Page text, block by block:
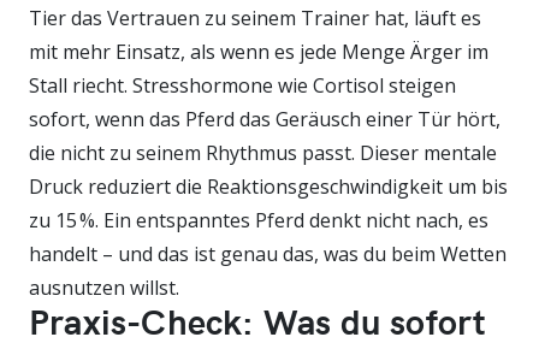
Tier das Vertrauen zu seinem Trainer hat, läuft es
mit mehr Einsatz, als wenn es jede Menge Ärger im
Stall riecht. Stresshormone wie Cortisol steigen
sofort, wenn das Pferd das Geräusch einer Tür hört,
die nicht zu seinem Rhythmus passt. Dieser mentale
Druck reduziert die Reaktionsgeschwindigkeit um bis
zu 15 %. Ein entspanntes Pferd denkt nicht nach, es
handelt – und das ist genau das, was du beim Wetten
ausnutzen willst.
Praxis-Check: Was du sofort